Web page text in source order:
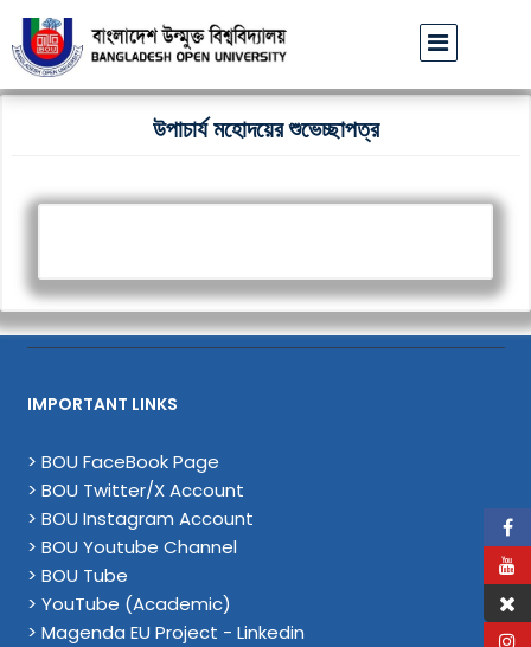
বাউবি উপাচার্যের পরিচয়ে প্রতারণার চেষ্টা: সর্বসাধারণকে সতর্ক
উপাচার্য মহোদয়ের শুভেচ্ছাপত্র
IMPORTANT LINKS
> BOU FaceBook Page
> BOU Twitter/X Account
> BOU Instagram Account
> BOU Youtube Channel
> BOU Tube
> YouTube (Academic)
> Magenda EU Project - Linkedin